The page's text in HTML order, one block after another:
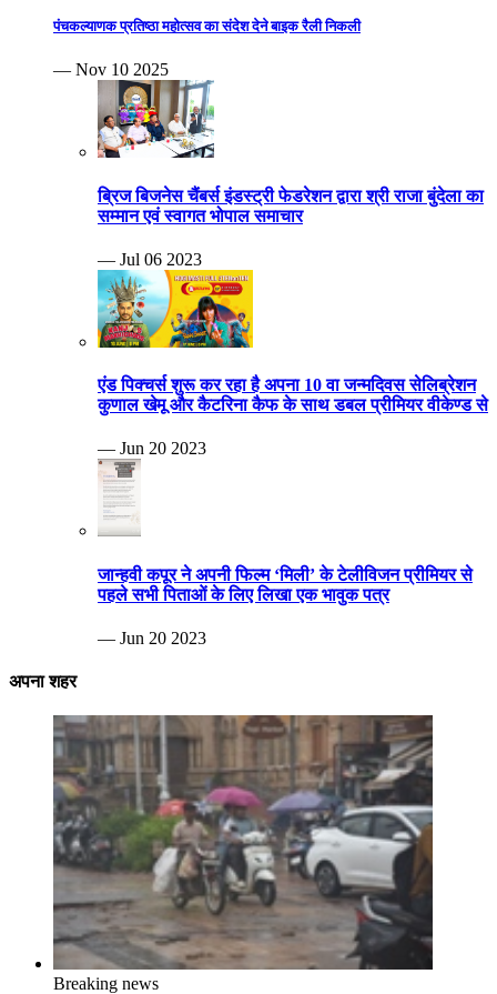
पंचकल्याणक प्रतिष्ठा महोत्सव का संदेश देने बाइक रैली निकली
— Nov 10 2025
ब्रिज बिजनेस चैंबर्स इंडस्ट्री फेडरेशन द्वारा श्री राजा बुंदेला का
सम्मान एवं स्वागत भोपाल समाचार
— Jul 06 2023
एंड पिक्चर्स शुरू कर रहा है अपना 10 वा जन्मदिवस सेलिब्रेशन
कुणाल खेमू और कैटरिना कैफ के साथ डबल प्रीमियर वीकेण्ड से
— Jun 20 2023
जान्हवी कपूर ने अपनी फिल्म ‘मिली’ के टेलीविजन प्रीमियर से
पहले सभी पिताओं के लिए लिखा एक भावुक पत्र
— Jun 20 2023
अपना शहर
Breaking news